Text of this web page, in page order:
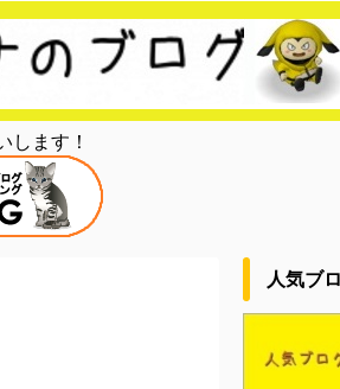
します！
人気ブ